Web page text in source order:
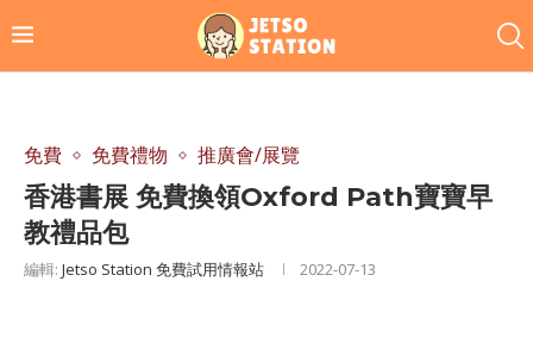
免費 免費禮物 推廣會/展覽
香港書展 免費換領Oxford Path寶寶早
教禮品包
編輯: Jetso Station 免費試用情報站 2022-07-13